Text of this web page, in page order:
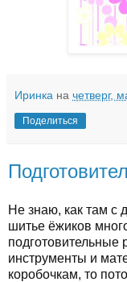
Иринка на четверг,
Поделиться
Не знаю, как там с
шитье ёжиков
подготовительные
инструменты и
коробочкам, то